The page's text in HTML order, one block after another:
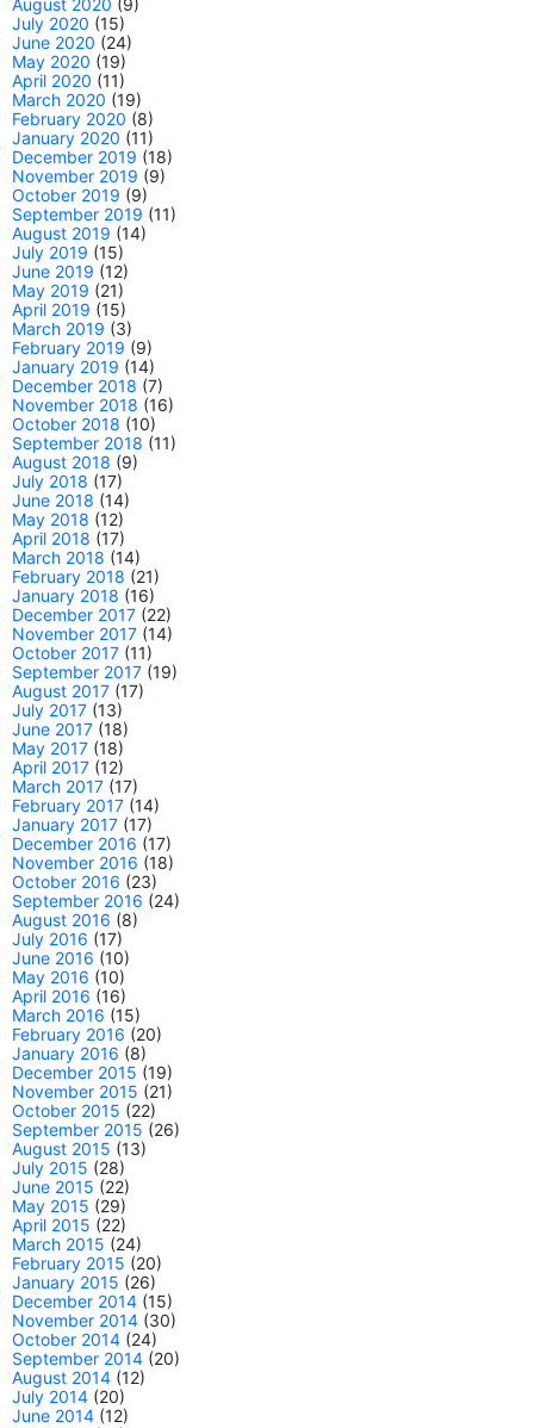
August 2020 (9)
July 2020 (15)
June 2020 (24)
May 2020 (19)
April 2020 (11)
March 2020 (19)
February 2020 (8)
January 2020 (11)
December 2019 (18)
November 2019 (9)
October 2019 (9)
September 2019 (11)
August 2019 (14)
July 2019 (15)
June 2019 (12)
May 2019 (21)
April 2019 (15)
March 2019 (3)
February 2019 (9)
January 2019 (14)
December 2018 (7)
November 2018 (16)
October 2018 (10)
September 2018 (11)
August 2018 (9)
July 2018 (17)
June 2018 (14)
May 2018 (12)
April 2018 (17)
March 2018 (14)
February 2018 (21)
January 2018 (16)
December 2017 (22)
November 2017 (14)
October 2017 (11)
September 2017 (19)
August 2017 (17)
July 2017 (13)
June 2017 (18)
May 2017 (18)
April 2017 (12)
March 2017 (17)
February 2017 (14)
January 2017 (17)
December 2016 (17)
November 2016 (18)
October 2016 (23)
September 2016 (24)
August 2016 (8)
July 2016 (17)
June 2016 (10)
May 2016 (10)
April 2016 (16)
March 2016 (15)
February 2016 (20)
January 2016 (8)
December 2015 (19)
November 2015 (21)
October 2015 (22)
September 2015 (26)
August 2015 (13)
July 2015 (28)
June 2015 (22)
May 2015 (29)
April 2015 (22)
March 2015 (24)
February 2015 (20)
January 2015 (26)
December 2014 (15)
November 2014 (30)
October 2014 (24)
September 2014 (20)
August 2014 (12)
July 2014 (20)
June 2014 (12)